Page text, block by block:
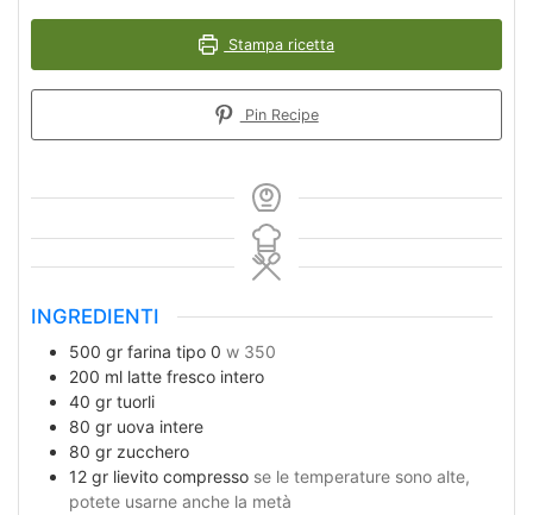
Stampa ricetta
Pin Recipe
INGREDIENTI
500 gr farina tipo 0 w 350
200 ml latte fresco intero
40 gr tuorli
80 gr uova intere
80 gr zucchero
12 gr lievito compresso se le temperature sono alte,
potete usarne anche la metà